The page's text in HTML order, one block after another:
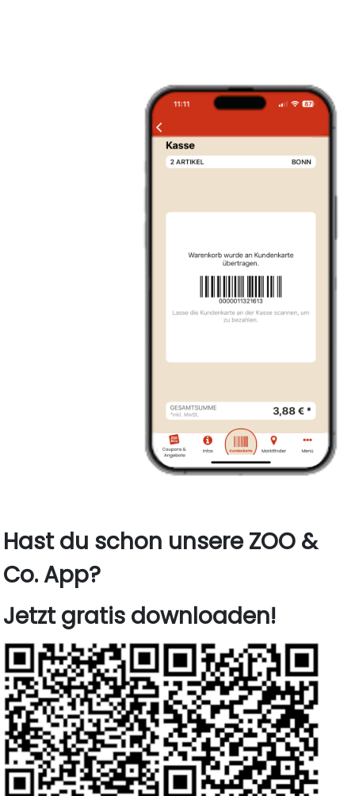
Hast du schon unsere ZOO &
Co. App?
Jetzt gratis downloaden!